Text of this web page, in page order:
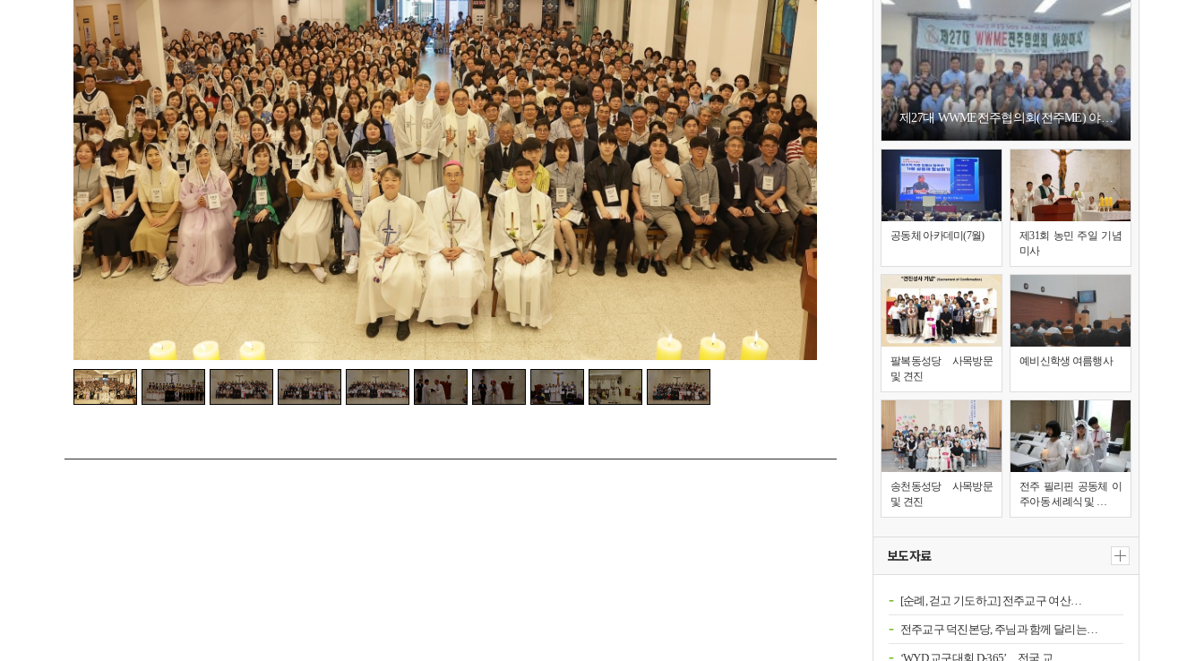
제27대 WWME전주협의회(전주ME) 야…
공동체 아카데미(7월)
제31회 농민 주일 기념
미사
팔복동성당 사목방문
및 견진
예비신학생 여름행사
송천동성당 사목방문
및 견진
전주 필리핀 공동체 이
주아동 세례식 및 …
보도자료
[순례, 걷고 기도하고] 전주교구 여산…
전주교구 덕진본당, 주님과 함께 달리는…
‘WYD 교구대회 D-365’…전국 교…